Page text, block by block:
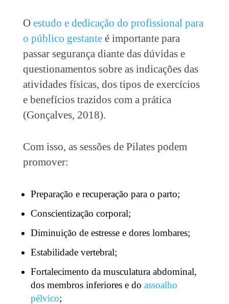
O estudo e dedicação do profissional para
o público gestanteé importante para
passar segurança diante das dúvidas e
questionamentos sobre as indicações das
atividades físicas, dos tipos de exercícios
e benefícios trazidos com a prática
(Gonçalves, 2018).
Com isso, as sessões de Pilates podem
promover:
Preparação e recuperação para o parto;
Conscientização corporal;
Diminuição de estresse e dores lombares;
Estabilidade vertebral;
Fortalecimento da musculatura abdominal,
dos membros inferiores e do assoalho
pélvico;